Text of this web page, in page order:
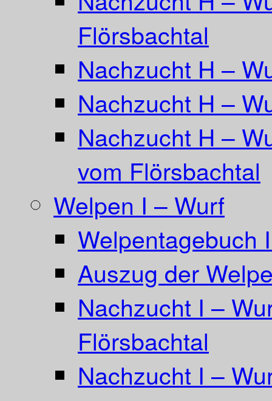
Flörsbachtal
Nachzucht H –
Nachzucht H –
Nachzucht H –
vom Flörsbachtal
Welpen I – Wurf
Welpentagebuch
Auszug der
Nachzucht I –
Flörsbachtal
Nachzucht I –